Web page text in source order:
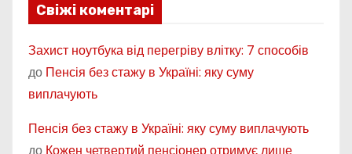
Свіжі коментарі
Захист ноутбука від перегріву влітку: 7 способів
до Пенсія без стажу в Україні: яку суму
виплачують
Пенсія без стажу в Україні: яку суму виплачують
до Кожен четвертий пенсіонер отримує лише